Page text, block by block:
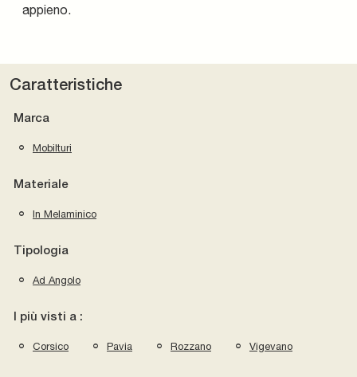
appieno.
Caratteristiche
Marca
Mobilturi
Materiale
In Melaminico
Tipologia
Ad Angolo
I più visti a :
Corsico Pavia Rozzano Vigevano